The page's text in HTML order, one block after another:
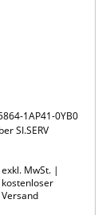
1AP41-0YB0
SI.SERV
exkl. MwSt. |
kostenloser
Versand